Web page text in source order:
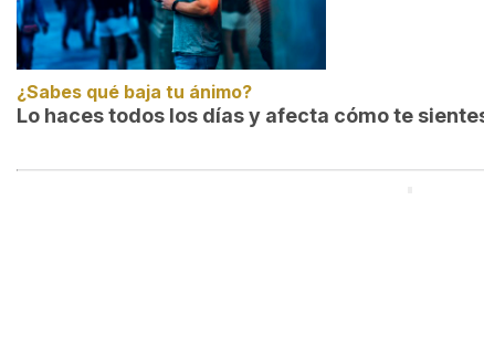
¿Sabes qué baja tu ánimo?
Lo haces todos los días y afecta cómo te